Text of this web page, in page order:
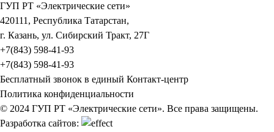
ГУП РТ «Электрические сети»
420111, Республика Татарстан,
г. Казань, ул. Сибирский Тракт, 27Г
+7(843) 598-41-93
+7(843) 598-41-93
Бесплатный звонок в единый Контакт-центр
Политика конфиденциальности
© 2024 ГУП РТ «Электрические сети». Все права защищены.
Разработка сайтов: